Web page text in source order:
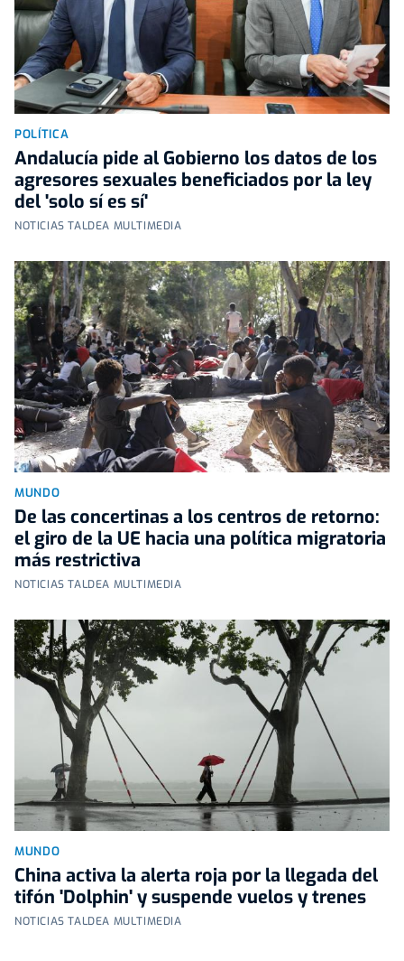
POLÍTICA
Andalucía pide al Gobierno los datos de los
agresores sexuales beneficiados por la ley
del 'solo sí es sí'
NOTICIAS TALDEA MULTIMEDIA
MUNDO
De las concertinas a los centros de retorno:
el giro de la UE hacia una política migratoria
más restrictiva
NOTICIAS TALDEA MULTIMEDIA
MUNDO
China activa la alerta roja por la llegada del
tifón 'Dolphin' y suspende vuelos y trenes
NOTICIAS TALDEA MULTIMEDIA